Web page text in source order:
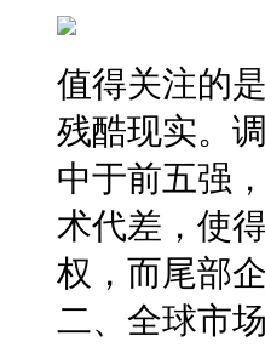
值得关注的
残酷现实。
中于前五强
术代差，使
权，而尾部
二、全球市